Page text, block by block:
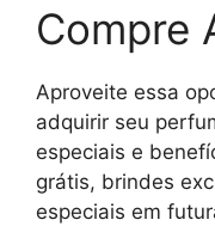
Compre
Aproveite essa
adquirir seu
especiais e
grátis, brindes
especiais em